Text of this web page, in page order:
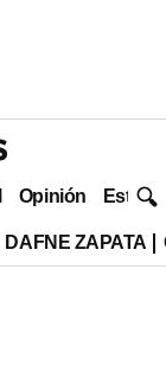
Opinión Estilo
DAFNE ZAPATA